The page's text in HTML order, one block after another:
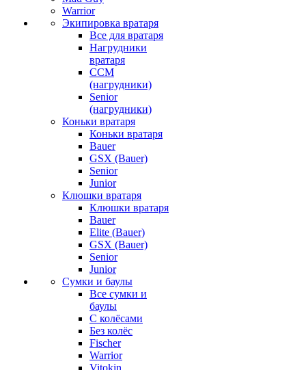
Warrior
Экипировка вратаря
Все для вратаря
Нагрудники
вратаря
CCM
(нагрудники)
Senior
(нагрудники)
Коньки вратаря
Коньки вратаря
Bauer
GSX (Bauer)
Senior
Junior
Клюшки вратаря
Клюшки вратаря
Bauer
Elite (Bauer)
GSX (Bauer)
Senior
Junior
Сумки и баулы
Все сумки и
баулы
С колёсами
Без колёс
Fischer
Warrior
Vitokin